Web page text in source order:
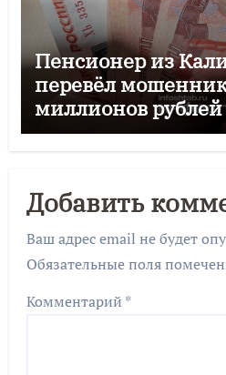
Пенсионер из
перевёл
миллионов рублей
Добавить
Ваш адрес email не будет
Обязательные поля
Комментарий *